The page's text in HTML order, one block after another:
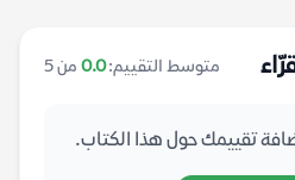
متوسط التقييم:0.0 من 5
تقييمك حول هذا الكتاب.